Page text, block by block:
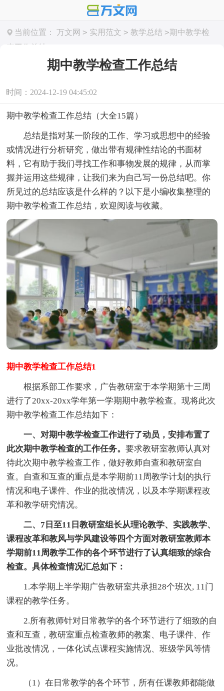
当前位置： 万文网 > 实用范文 > 教学总结 >期中教学检
查工作总结
期中教学检查工作总结
时间：2024-12-19 04:45:02
期中教学检查工作总结（大全15篇）
总结是指对某一阶段的工作、学习或思想中的经验
或情况进行分析研究，做出带有规律性结论的书面材
料，它有助于我们寻找工作和事物发展的规律，从而掌
握并运用这些规律，让我们来为自己写一份总结吧。你
所见过的总结应该是什么样的？以下是小编收集整理的
期中教学检查工作总结，欢迎阅读与收藏。
期中教学检查工作总结1
根据系部工作要求，广告教研室于本学期第十三周
进行了20xx-20xx学年第一学期期中教学检查。现将此次
期中教学检查工作总结如下：
一、对期中教学检查工作进行了动员，安排布置了
此次期中教学检查的工作任务。要求教研室教师认真对
待此次期中教学检查工作，做好教师自查和教研室自
查。自查和互查的重点是本学期前11周教学计划的执行
情况和电子课件、作业的批改情况，以及本学期课程改
革和教学研究情况。
二、7日至11日教研室组长从理论教学、实践教学、
课程改革和教风与学风建设等四个方面对教研室教师本
学期前11周教学工作的各个环节进行了认真细致的综合
检查。具体检查情况汇总如下：
1.本学期上半学期广告教研室共承担28个班次, 11门
课程的教学任务。
2.所有教师针对日常教学的各个环节进行了细致的自
查和互查，教研室重点检查教师的教案、电子课件、作
业批改情况，一体化试点课程实施情况、班级学风等情
况。
（1）在日常教学的各个环节，所有任课教师都能做